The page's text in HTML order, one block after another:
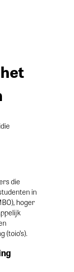
die
in
hoger